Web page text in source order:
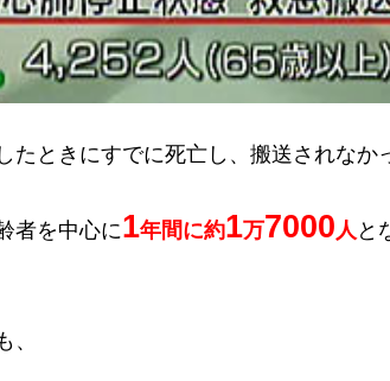
たときにすでに死亡し、搬送されなか
者を中心に1年間に約1万7000人 と
、